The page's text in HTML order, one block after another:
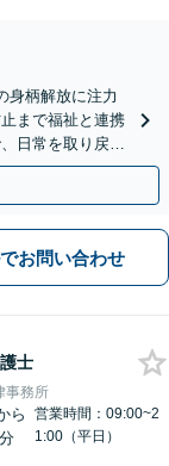
身柄解放に注力
まで福祉と連携
日常を取り戻す
お問い合わせ
士
事務所
ら
営業時間：09:00~2
1:00（平日）